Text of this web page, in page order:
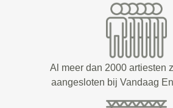
Al meer dan 2000 artiesten
aangesloten bij Vandaag